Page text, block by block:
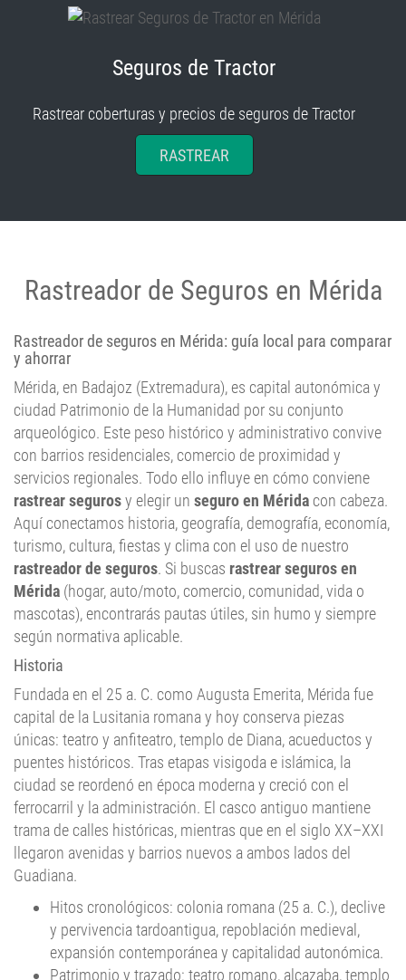
Rastrear coberturas y precios de seguros de Tractor
RASTREAR
Rastreador de seguros en Mérida: guía local para comparar
Mérida, en Badajoz (Extremadura), es capital autonómica y
ciudad Patrimonio de la Humanidad por su conjunto
arqueológico. Este peso histórico y administrativo convive
con barrios residenciales, comercio de proximidad y
servicios regionales. Todo ello influye en cómo conviene
rastrear segurosy elegir unseguro en Mérida con cabeza.
Aquí conectamos historia, geografía, demografía, economía,
turismo, cultura, fiestas y clima con el uso de nuestro
rastreador de seguros. Si buscasrastrear seguros en
Mérida(hogar, auto/moto, comercio, comunidad, vida o
mascotas), encontrarás pautas útiles, sin humo y siempre
según normativa aplicable.
Historia
Fundada en el 25 a. C. como Augusta Emerita, Mérida fue
capital de la Lusitania romana y hoy conserva piezas
únicas: teatro y anfiteatro, templo de Diana, acueductos y
puentes históricos. Tras etapas visigoda e islámica, la
ciudad se reordenó en época moderna y creció con el
ferrocarril y la administración. El casco antiguo mantiene
trama de calles históricas, mientras que en el siglo XX–XXI
llegaron avenidas y barrios nuevos a ambos lados del
Guadiana.
Hitos cronológicos: colonia romana (25 a. C.), declive
y pervivencia tardoantigua, repoblación medieval,
expansión contemporánea y capitalidad autonómica.
Patrimonio y trazado: teatro romano, alcazaba, templo
de Diana, puente romano y ejes comerciales del